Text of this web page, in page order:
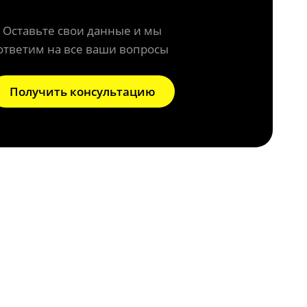
Оставьте свои данные и мы
на все ваши вопросы
Получить консультацию